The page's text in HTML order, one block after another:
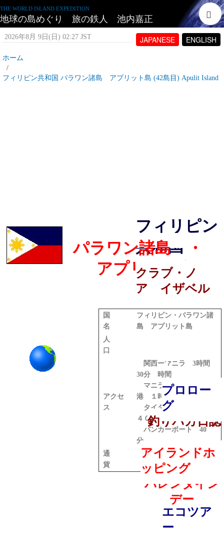
THE WORLD ISLAND EXPEDITION
地球の島めぐり 旅の鉄人 池内嘉正
JAPANESE ENGLISH
2026年8月 9日(日) 02:27 JST
ホーム
フィリピン共和国 パラワン諸島 アプリット島 (42島目) Apulit Island
アイランドホ
ッピング
クラブ・ノ
ア イザベル
エコツア
ー
パラワン諸島 ・
アプリット島
プロロー
グ
フィリピン
共和国
バレンタイン
デー
釣りバカ日誌
国
名
フィリピン・パラワン諸
島 アプリット島
人
口
アクセ
ス
関西ーマニラ 3時間
30分 時間
マニラ－タイタイ空
港 １時間４０分
タイタイータミサン川
４０分
バンカーボート 40
分
通
貨
１ペソ＝２円 50銭